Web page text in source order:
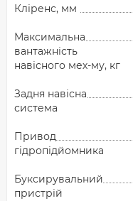
Кліренс, мм
Максимальна
вантажність
навісного мех-му, кг
Задня навісна
система
Привод
гідропідйомника
Буксирувальний
пристрій